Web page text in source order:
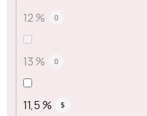
12 % 0
13 % 0
11,5 % 5